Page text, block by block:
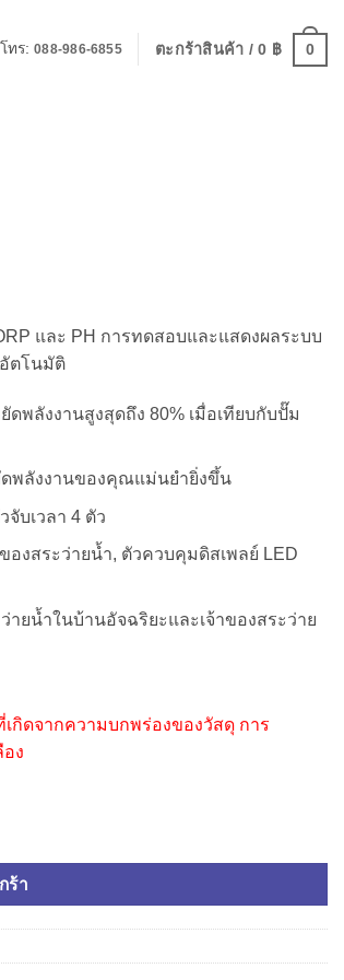
โทร:088-986-6855 ตะกร้าสินค้า /0 ฿ 0
และ PH การทดสอบและแสดงผลระบบ
ตโนมัติ
พลังงานสูงสุดถึง 80% เมื่อเทียบกับปั๊ม
ดพลังงานของคุณแม่นยำยิ่งขึ้น
บเวลา 4 ตัว
งสระว่ายน้ำ, ตัวควบคุมดิสเพลย์ LED
ายน้ำในบ้านอัจฉริยะและเจ้าของสระว่าย
กิดจากความบกพร่องของวัสดุ การ
ง
ร้า